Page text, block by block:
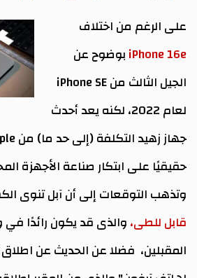
على الرغم من اختلاف
iPhone 16eبوضوح عن
الجيل الثالث من iPhone SE
لعام 2022، لكنه يعد أحدث
حقيقيًا على ابتكار صناعة الأجهزة
وتذهب التوقعات إلى أن آبل تنوى
قابل للطى،والذى قد يكون رائدًا
المقبلين، فضلا عن الحديث عن اطلاق